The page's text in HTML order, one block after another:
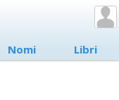
Nomi Libri